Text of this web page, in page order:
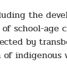
the
school-
by